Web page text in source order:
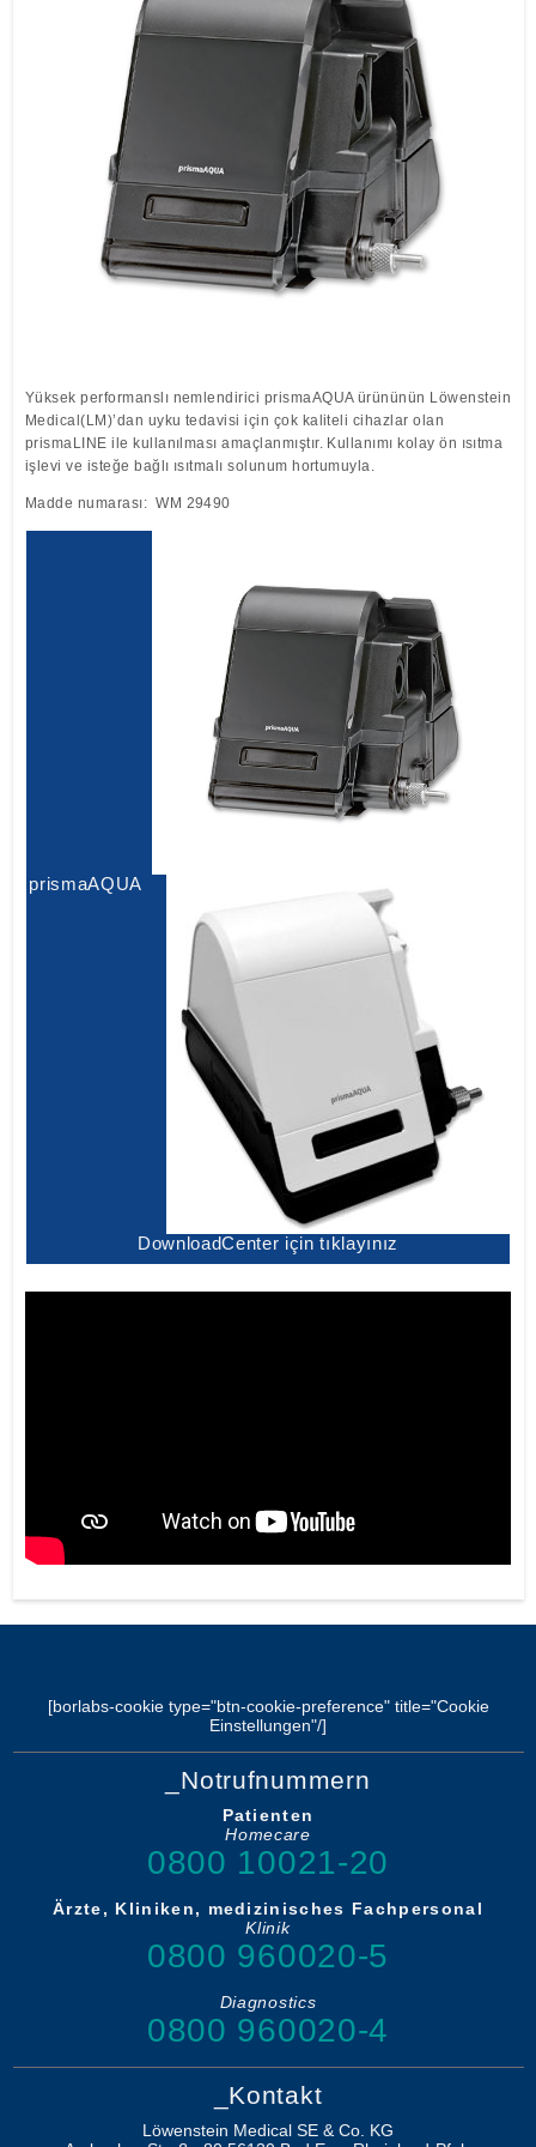
Löwenstein Medical Manufacturing
Löwenstein Medical Technology
Löwenstein Medical Innovation
Yüksek performanslı nemlendirici prismaAQUA ürününün Löwenstein
Medical(LM)’dan uyku tedavisi için çok kaliteli cihazlar olan
prismaLINE ile kullanılması amaçlanmıştır. Kullanımı kolay ön ısıtma
işlevi ve isteğe bağlı ısıtmalı solunum hortumuyla.
Madde numarası: WM 29490
prismaAQUA
DownloadCenter için tıklayınız
[borlabs-cookie type="btn-cookie-preference" title="Cookie
Einstellungen"/]
_Notrufnummern
Patienten
Homecare
0800 10021-20
Ärzte, Kliniken, medizinisches Fachpersonal
Klinik
0800 960020-5
Diagnostics
0800 960020-4
_Kontakt
Löwenstein Medical SE & Co. KG